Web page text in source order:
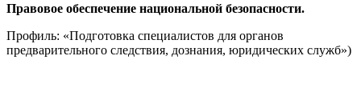
Правовое обеспечение национальной безопасности.
Профиль: «Подготовка специалистов для органов
предварительного следствия, дознания, юридических служб»)